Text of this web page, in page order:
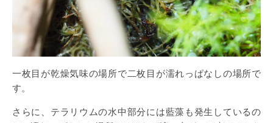
一枚目が乾燥気味の場所で二枚目が濡れっぱなしの場所で
す。
さらに、テラリウムの水中部分には藍藻も発生しているの